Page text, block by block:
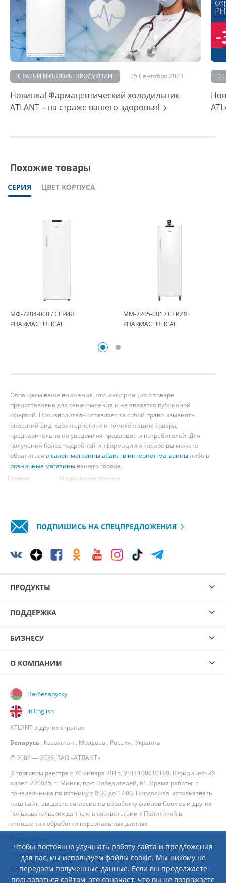
Чтобы постоянно улучшать работу сайта и предложения
для вас, мы используем файлы cookie. Мы никому не
передаем полученные данные. Если вы продолжаете
пользоваться сайтом, это означает, что вы не возражаете
СТАТЬИ И ОБЗОРЫ ПРОДУКЦИИ 15 Сентября 2023
Новинка! Фармацевтический холодильник
ATLANT – на страже вашего здоровья!
Похожие товары
СЕРИЯ ЦВЕТ КОРПУСА
МФ-7204-000 / СЕРИЯ
PHARMACEUTICAL
ММ-7205-001 / СЕРИЯ
PHARMACEUTICAL
Обращаем ваше внимание, что информация о товаре
предоставлена для ознакомления и не является публичной
офертой. Производитель оставляет за собой право изменять
внешний вид, характеристики и комплектацию товара,
предварительно не уведомляя продавцов и потребителей. Для
получения более подробной информации о товаре вы можете
обратиться всалон-магазины atlant , в интернет-магазинылибо в
розничные магазины вашего города.
Главная Медицинская техника
ПОДПИШИСЬ НА СПЕЦПРЕДЛОЖЕНИЯ
ПРОДУКТЫ
ПОДДЕРЖКА
БИЗНЕСУ
О КОМПАНИИ
© 2002 — 2026, ЗАО «АТЛАНТ»
В торговом реестре с 20 января 2015, УНП 100010198. Юридический
адрес: 220035, г. Минск, пр-т Победителей, 61. Время работы: с
понедельника по пятницу с 8:30 до 17:00. Продолжая использовать
наш сайт, вы даете согласие на обработку файлов Cookies и других
пользовательских данных, в соответствии с Политикой в
отношении обработки персональных данных.
Разработка сайта— Новый Сайт
Па-беларуску
In English
ATLANT в других странах
Беларусь , Казахстан , Молдова , Россия , Украина